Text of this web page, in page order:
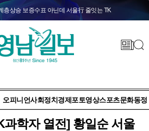
층상승 보증수표 아닌데 서울行 줄잇는 TK
오피니언사회정치 경제 포토영상스포츠문화동정
과학자 열전] 황일순 서울